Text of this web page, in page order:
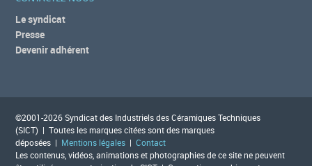
Le syndicat
Presse
Devenir adhérent
©2001-2026 Syndicat des Industriels des Céramiques Techniques
(SICT) | Toutes les marques citées sont des marques
déposées | Mentions légales |Contact
Les contenus, vidéos, animations et photographies de ce site ne peuvent